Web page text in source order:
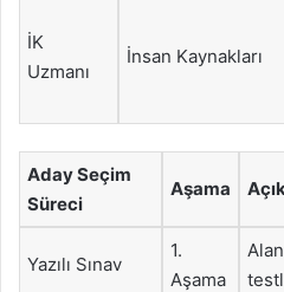
İK
Uzmanı
İnsan Kaynakları
Aday Seçim
Süreci
Aşama
Yazılı Sınav
1.
Aşama